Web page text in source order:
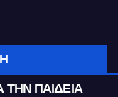
ΠΑΙΔΕΊΑ